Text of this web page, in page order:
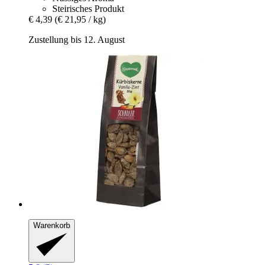
Steirisches Produkt
€ 4,39 (€ 21,95 / kg)
Zustellung bis 12. August
Warenkorb